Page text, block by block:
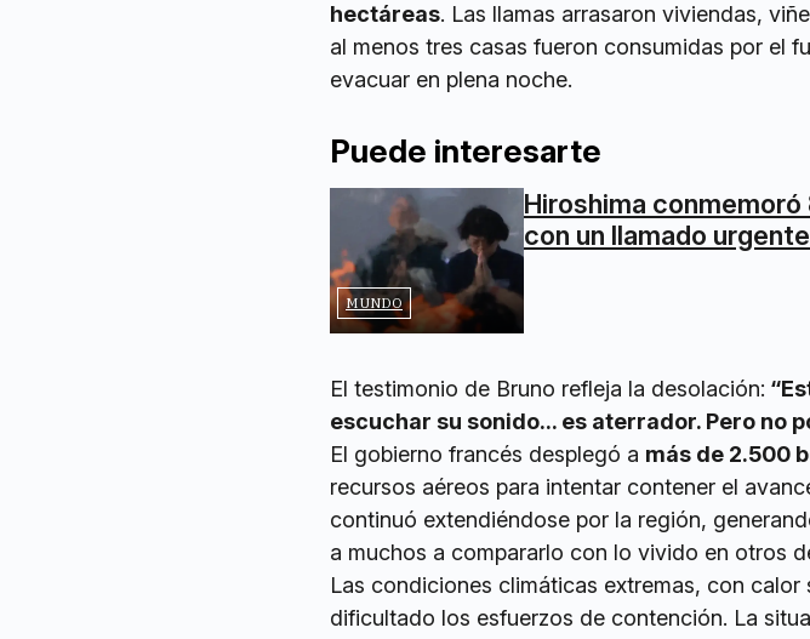
hectáreas. Las llamas arrasaron viviendas,
al menos tres casas fueron consumidas por el
evacuar en plena noche.
Puede interesarte
MUNDO
Hiroshima
con un llamado
El testimonio de Bruno refleja la desolación:
escuchar su sonido... es aterrador. Pero no
El gobierno francés desplegó a más de 2.500
recursos aéreos para intentar contener el
continuó extendiéndose por la región,
a muchos a compararlo con lo vivido en otros
Las condiciones climáticas extremas, con
dificultado los esfuerzos de contención. La